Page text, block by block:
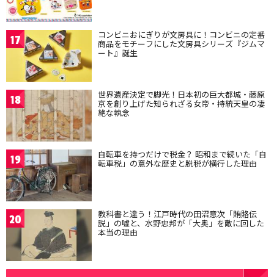
17 コンビニおにぎりが文房具に！コンビニの定番
商品をモチーフにした文房具シリーズ『ジムマ
ート』誕生
18 世界遺産決定で脚光！日本初の巨大都城・藤原
京を創り上げた知られざる女帝・持統天皇の凄
絶な執念
19 自転車を持つだけで税金？ 昭和まで続いた「自
転車税」の意外な歴史と脱税が横行した理由
20 教科書と違う！江戸時代の田沼意次「賄賂伝
説」の嘘と、水野忠邦が「大奥」を敵に回した
本当の理由